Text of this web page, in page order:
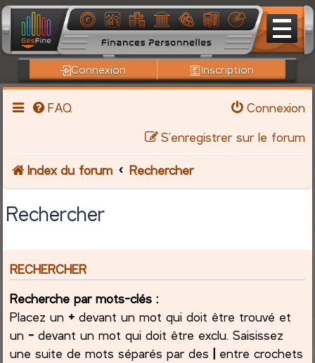
Connexion Inscription
FAQ
Connexion
S’enregistrer sur le forum
Index du forum Rechercher
Rechercher
RECHERCHER
Recherche par mots-clés :
Placez un + devant un mot qui doit être trouvé et
un - devant un mot qui doit être exclu. Saisissez
une suite de mots séparés par des | entre crochets